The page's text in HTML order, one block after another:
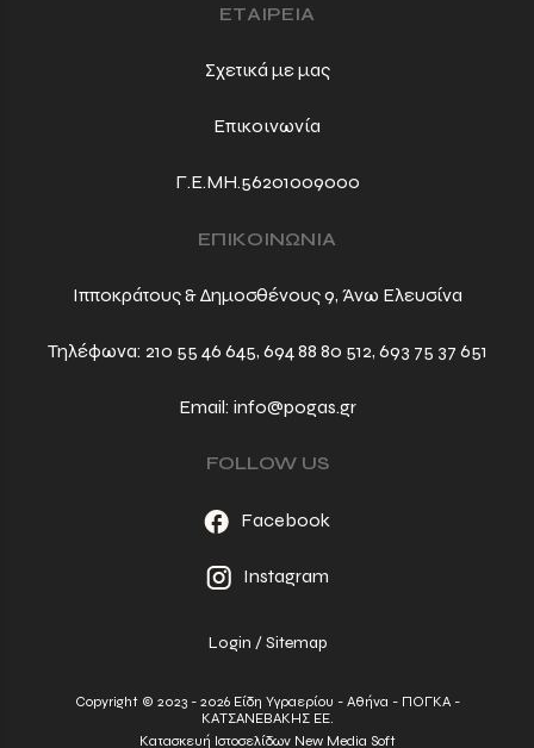
ΕΤΑΙΡΕΙΑ
Σχετικά με μας
Επικοινωνία
Γ.Ε.ΜΗ.56201009000
ΕΠΙΚΟΙΝΩΝΙΑ
Ιπποκράτους & Δημοσθένους 9, Άνω Ελευσίνα
Τηλέφωνα: 210 55 46 645, 694 88 80 512, 693 75 37 651
Email: info@pogas.gr
FOLLOW US
Facebook
Instagram
Login /Sitemap
Copyright © 2023 - 2026 Είδη Υγραερίου - Αθήνα - ΠΟΓΚΑ -
ΚΑΤΣΑΝΕΒΑΚΗΣ ΕΕ.
Κατασκευή Ιστοσελίδων New Media Soft